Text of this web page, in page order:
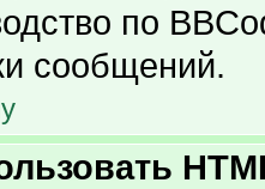
по
сообщений.